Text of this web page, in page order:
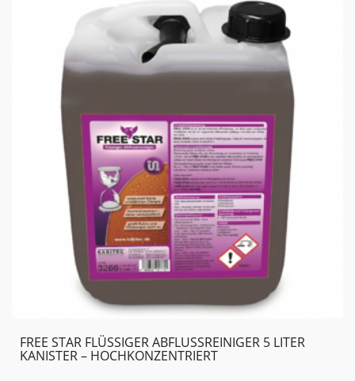
FREE STAR FLÜSSIGER ABFLUSSREINIGER 5 LITER
KANISTER – HOCHKONZENTRIERT